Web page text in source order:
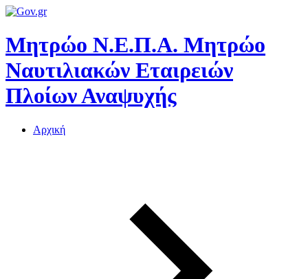
Μητρώο Ν.Ε.Π.Α. Μητρώο
Ναυτιλιακών Εταιρειών
Πλοίων Αναψυχής
Αρχική